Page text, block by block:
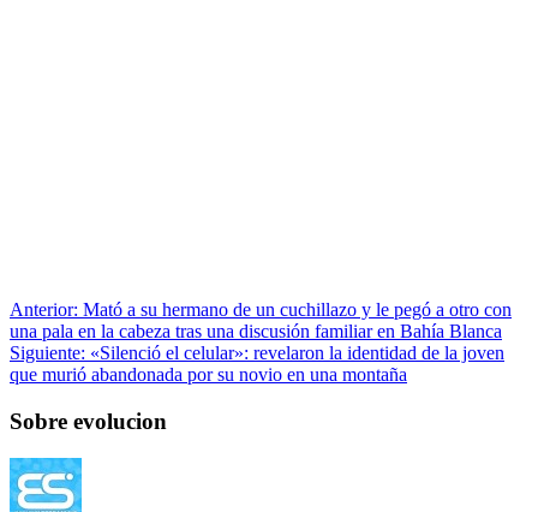
Anterior: Mató a su hermano de un cuchillazo y le pegó a otro con
una pala en la cabeza tras una discusión familiar en Bahía Blanca
Siguiente: «Silenció el celular»: revelaron la identidad de la joven
que murió abandonada por su novio en una montaña
Sobre evolucion